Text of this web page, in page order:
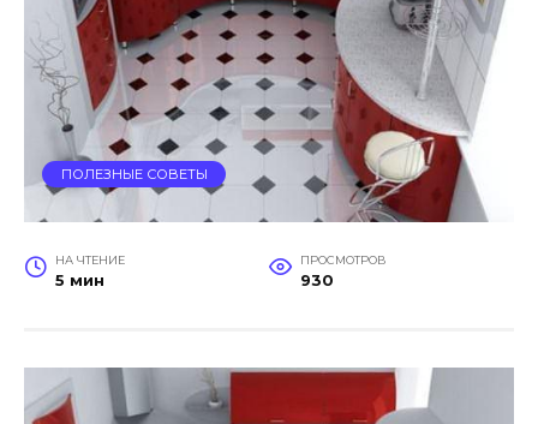
ПОЛЕЗНЫЕ СОВЕТЫ
НА ЧТЕНИЕ
5 мин
ПРОСМОТРОВ
930